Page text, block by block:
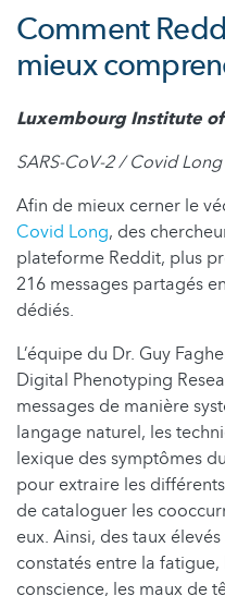
Comment
mieux
Luxembourg Institute of
SARS-CoV-2 / Covid
Afin de mieux cerner le
Covid Long, des
plateforme Reddit, plus
216 messages partagés
dédiés.
L’équipe du Dr. Guy
Digital Phenotyping
messages de manière
langage naturel, les
lexique des symptômes
pour extraire les
de cataloguer les
eux. Ainsi, des taux
constatés entre la
conscience, les maux de